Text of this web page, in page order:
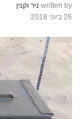
written by ניר וקנין
26 ביוני 2018